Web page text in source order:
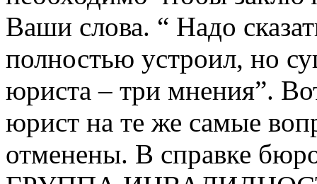
Ваши слова. “ Надо
полностью устроил, но
юриста – три мнения”.
юрист на те же самые
отменены. В справке